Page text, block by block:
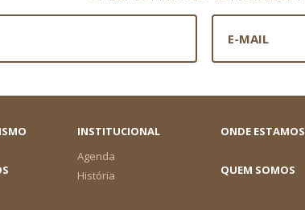
INSTITUCIONAL
Agenda
História
ONDE ESTAMOS
QUEM SOMOS